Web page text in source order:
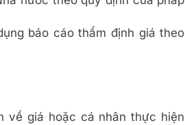
báo cáo thẩm định giá theo
về giá hoặc cá nhân thực hiện